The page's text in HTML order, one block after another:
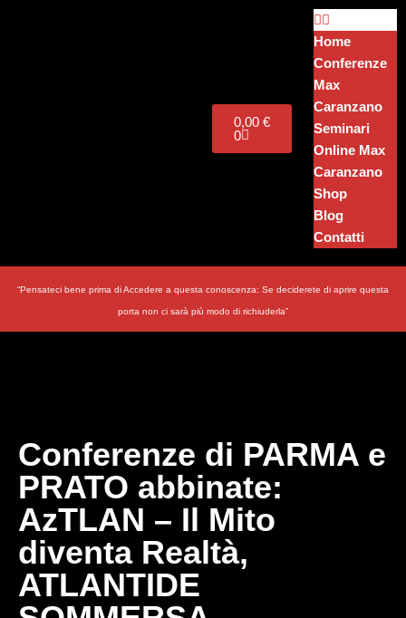
0,00 €
0
Home
Conferenze
Max
Caranzano
Seminari
Online Max
Caranzano
Shop
Blog
Contatti
“Pensateci bene prima di Accedere a questa conoscenza: Se deciderete di aprire questa
porta non ci sarà più modo di richiuderla”
Conferenze di PARMA e
PRATO abbinate:
AzTLAN – Il Mito
diventa Realtà,
ATLANTIDE